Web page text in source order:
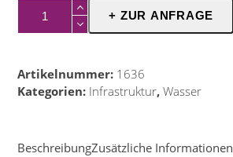
doppelt
+ ZUR ANFRAGE
Artikelnummer: 1636
Kategorien: Infrastruktur,Wasser
BeschreibungZusätzliche Informationen